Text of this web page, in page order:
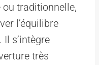
traditionnelle,
l’équilibre
s’intègre
très